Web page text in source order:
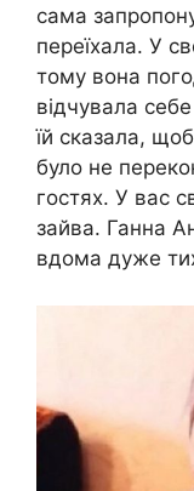
сама
переїхала. У
тому вона
відчувала
їй сказала,
було не
гостях. У вас
зайва. Ганна
вдома дуже